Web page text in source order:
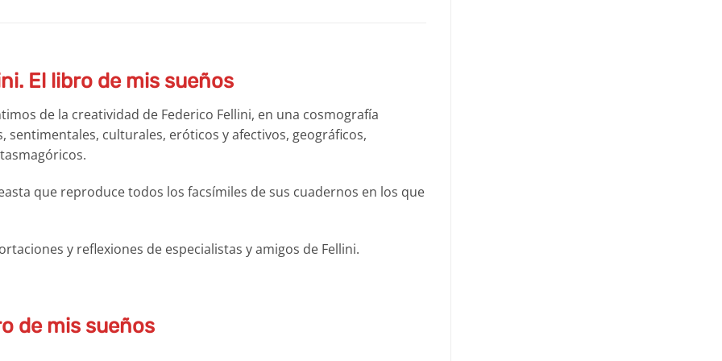
El libro de mis sueños
de la creatividad de Federico Fellini, en una cosmografía
culturales, eróticos y afectivos, geográficos,
que reproduce todos los facsímiles de sus cuadernos en los que
y reflexiones de especialistas y amigos de Fellini.
de mis sueños